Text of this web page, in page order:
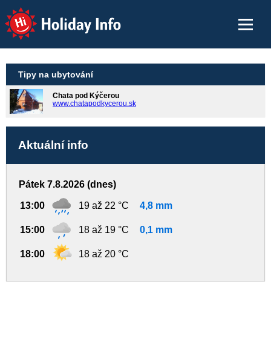
Holiday Info
Tipy na ubytování
Chata pod Kýčerou
www.chatapodkycerou.sk
Aktuální info
Pátek 7.8.2026 (dnes)
13:00 19 až 22 °C 4,8 mm
15:00 18 až 19 °C 0,1 mm
18:00 18 až 20 °C